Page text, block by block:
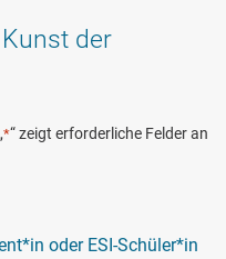
der
„*“ zeigt erforderliche Felder an
oder ESI-Schüler*in